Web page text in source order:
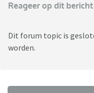
Reageer op dit bericht
Dit forum topic is
worden.